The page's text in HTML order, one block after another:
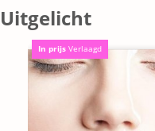
Uitgelicht
In prijs Verlaagd